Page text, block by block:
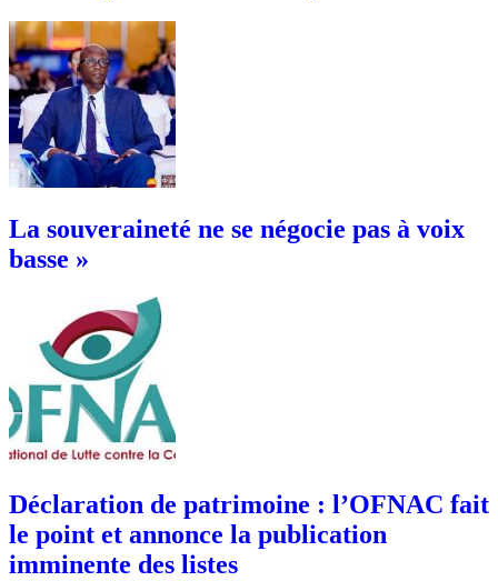
La souveraineté ne se négocie pas à voix
basse »
Déclaration de patrimoine : l’OFNAC fait
le point et annonce la publication
imminente des listes